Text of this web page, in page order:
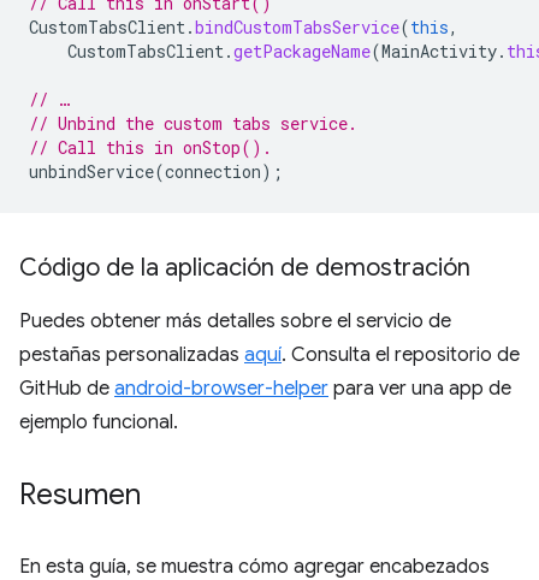
CustomTabsClient.bindCustomTabsService(this,
CustomTabsClient.getPackageName(MainActivity.
// …
// Unbind the custom tabs service.
// Call this in onStop().
unbindService(connection);
Código de la aplicación de demostración
Puedes obtener más detalles sobre el servicio de
pestañas personalizadas aquí. Consulta el repositorio de
GitHub de android-browser-helper para ver una app de
ejemplo funcional.
Resumen
En esta guía, se muestra cómo agregar encabezados